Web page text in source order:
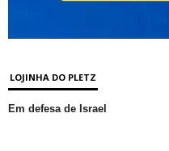
LOJINHA DO PLETZ
Em defesa de Israel